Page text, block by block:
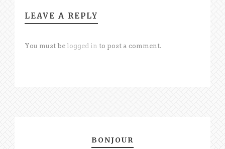
LEAVE A REPLY
You must be logged in to post a comment.
BONJOUR